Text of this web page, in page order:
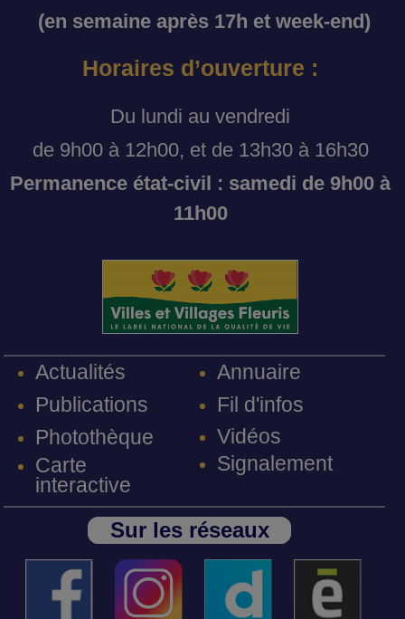
(en semaine après 17h et week-end)
Horaires d’ouverture :
Du lundi au vendredi
de 9h00 à 12h00, et de 13h30 à 16h30
Permanence état-civil : samedi de 9h00 à
11h00
Actualités
Publications
Photothèque
Carte
interactive
Annuaire
Fil d'infos
Vidéos
Signalement
Sur les réseaux